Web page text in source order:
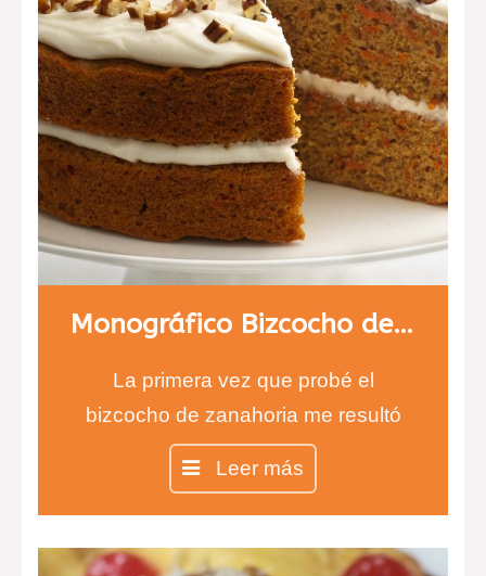
Monográfico Bizcocho de Zanahoria, carrot cake
La primera vez que probé el
bizcocho de zanahoria me resultó
difícil de creer, ¿un bizcocho de
Pues sí, así es, y está
verdaderamente delicioso. Jugad a
Leer más